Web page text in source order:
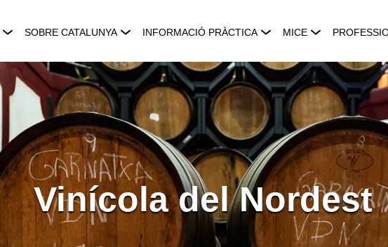
SOBRE CATALUNYA INFORMACIÓ PRÀCTICA MICE
Vinícola del Nordest